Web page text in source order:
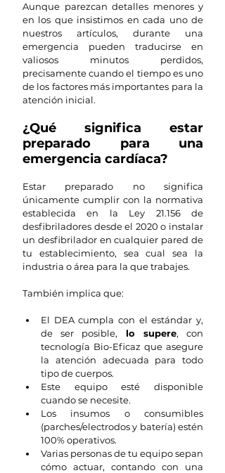
Aunque parezcan detalles menores y
en los que insistimos en cada uno de
nuestros artículos, durante una
emergencia pueden traducirse en
valiosos minutos perdidos,
precisamente cuando el tiempo es uno
de los factores más importantes para la
atención inicial.
¿Qué significa estar
preparado para una
emergencia cardíaca?
Estar preparado no significa
únicamente cumplir con la normativa
establecida en la Ley 21.156 de
desfibriladores desde el 2020 o instalar
un desfibrilador en cualquier pared de
tu establecimiento, sea cual sea la
industria o área para la que trabajes.
También implica que:
El DEA cumpla con el estándar y,
de ser posible, lo supere, con
tecnología Bio-Eficaz que asegure
la atención adecuada para todo
tipo de cuerpos.
Este equipo esté disponible
cuando se necesite.
Los insumos o consumibles
(parches/electrodos y batería) estén
100% operativos.
Varias personas de tu equipo sepan
cómo actuar, contando con una